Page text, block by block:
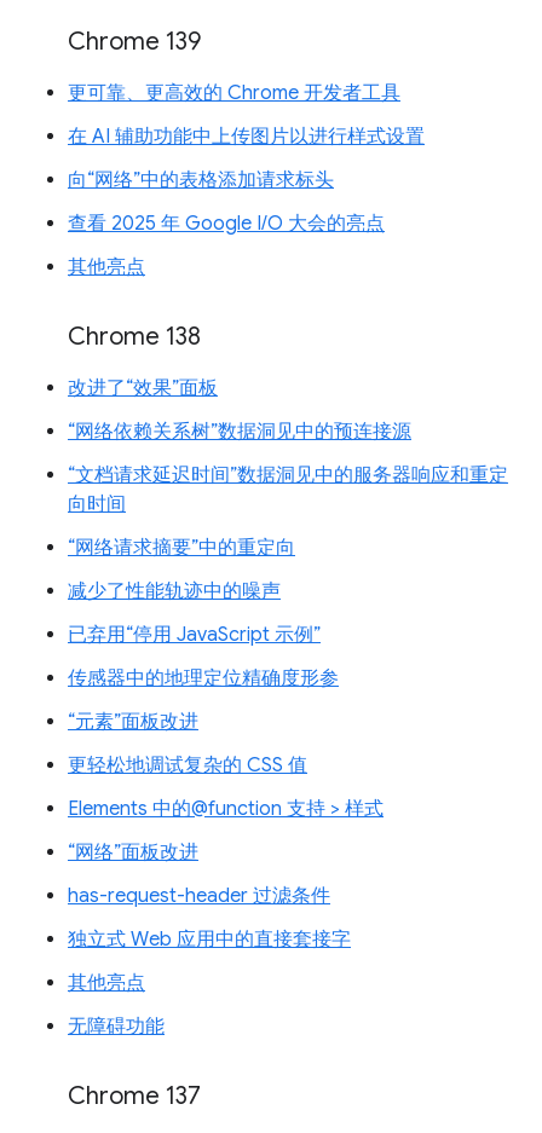
Chrome 139
更可靠、更高效的 Chrome 开发者工具
在 AI 辅助功能中上传图片以进行样式设置
向“网络”中的表格添加请求标头
查看 2025 年 Google I/O 大会的亮点
其他亮点
Chrome 138
改进了“效果”面板
“网络依赖关系树”数据洞见中的预连接源
“文档请求延迟时间”数据洞见中的服务器响应和重定
向时间
“网络请求摘要”中的重定向
减少了性能轨迹中的噪声
已弃用“停用 JavaScript 示例”
传感器中的地理定位精确度形参
“元素”面板改进
更轻松地调试复杂的 CSS 值
Elements 中的@function 支持 > 样式
“网络”面板改进
has-request-header 过滤条件
独立式 Web 应用中的直接套接字
其他亮点
无障碍功能
Chrome 137